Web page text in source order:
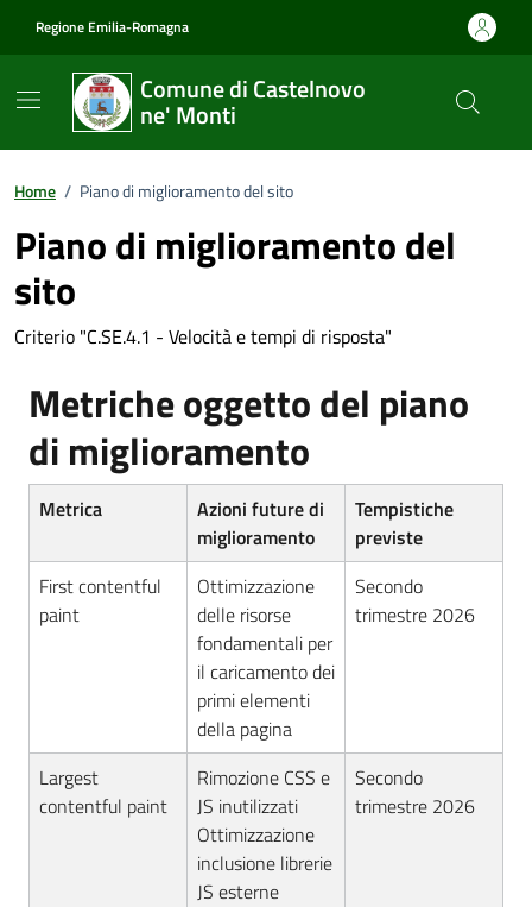
Regione Emilia-Romagna
Comune di Castelnovo
ne' Monti
Home / Piano di miglioramento del sito
Piano di miglioramento del
sito
Criterio "C.SE.4.1 - Velocità e tempi di risposta"
Metriche oggetto del piano
di miglioramento
Metrica
Azioni future di
miglioramento
Tempistiche
previste
First contentful
paint
Ottimizzazione
delle risorse
fondamentali per
il caricamento dei
primi elementi
della pagina
Secondo
trimestre 2026
Largest
contentful paint
Rimozione CSS e
JS inutilizzati
Ottimizzazione
inclusione librerie
JS esterne
Secondo
trimestre 2026